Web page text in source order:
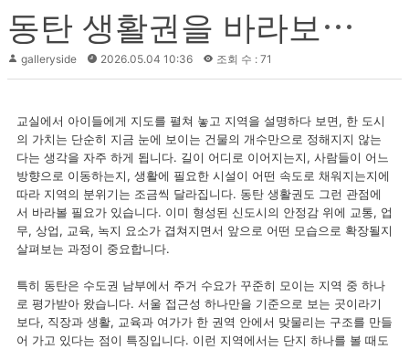
동
탄 생활권을 바라보는 미래지도, 조용히 넓어지는 주거 선택의 기준
galleryside 2026.05.04 10:36 조회 수 : 71
교실에서 아이들에게 지도를 펼쳐 놓고 지역을 설명하다 보면, 한 도시
의 가치는 단순히 지금 눈에 보이는 건물의 개수만으로 정해지지 않는
다는 생각을 자주 하게 됩니다. 길이 어디로 이어지는지, 사람들이 어느
방향으로 이동하는지, 생활에 필요한 시설이 어떤 속도로 채워지는지에
따라 지역의 분위기는 조금씩 달라집니다. 동탄 생활권도 그런 관점에
서 바라볼 필요가 있습니다. 이미 형성된 신도시의 안정감 위에 교통, 업
무, 상업, 교육, 녹지 요소가 겹쳐지면서 앞으로 어떤 모습으로 확장될지
살펴보는 과정이 중요합니다.
특히 동탄은 수도권 남부에서 주거 수요가 꾸준히 모이는 지역 중 하나
로 평가받아 왔습니다. 서울 접근성 하나만을 기준으로 보는 곳이라기
보다, 직장과 생활, 교육과 여가가 한 권역 안에서 맞물리는 구조를 만들
어 가고 있다는 점이 특징입니다. 이런 지역에서는 단지 하나를 볼 때도